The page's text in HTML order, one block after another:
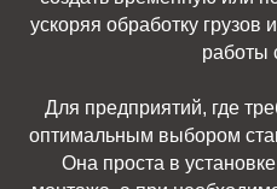
ускоряя обработку
работы
Для предприятий, где
оптимальным выбором
Она проста в